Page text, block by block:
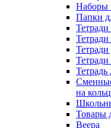
Наборы
Папки
на
Товары
Веера